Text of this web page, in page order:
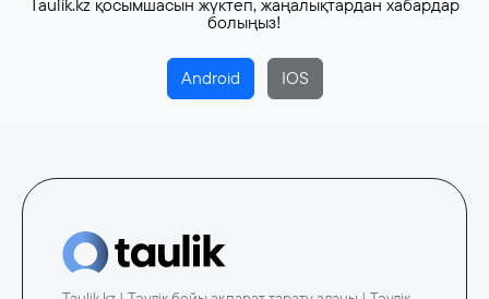
Taulik.kz қосымшасын жүктеп, жаңалықтардан хабардар
болыңыз!
Android IOS